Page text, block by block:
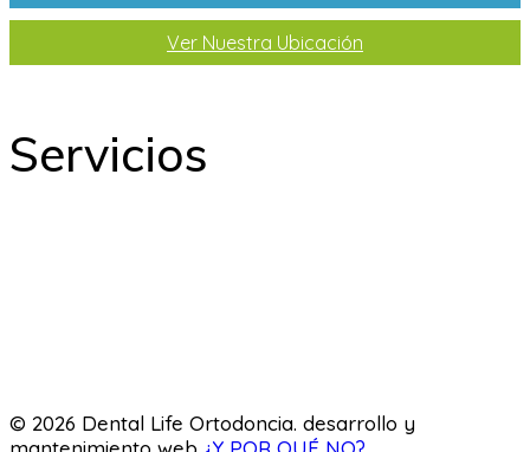
Ver Nuestra Ubicación
Servicios
© 2026 Dental Life Ortodoncia. desarrollo y